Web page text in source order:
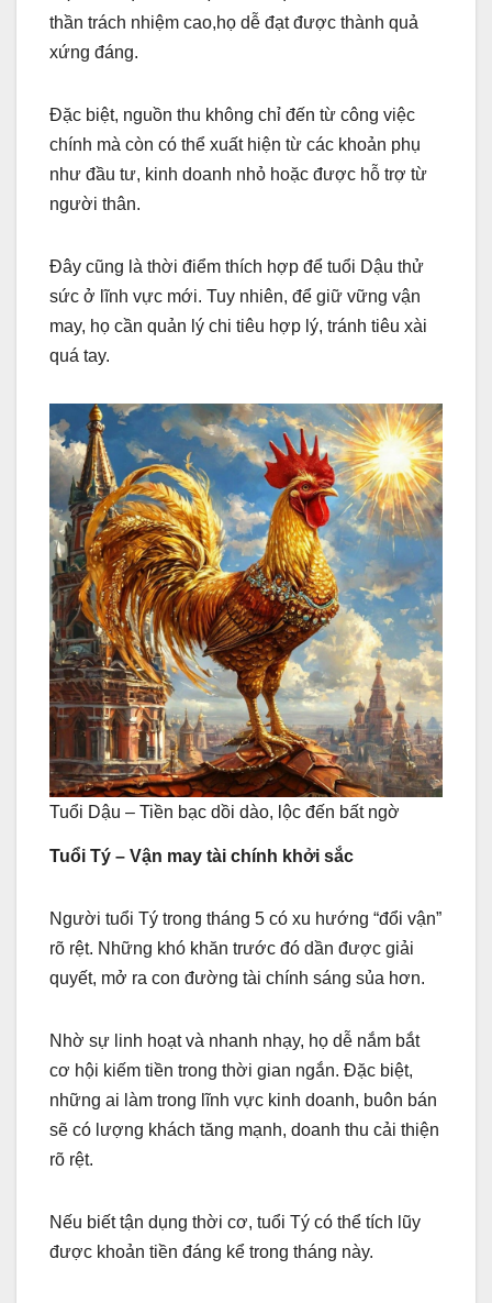
thần trách nhiệm cao,họ dễ đạt được thành quả
xứng đáng.
Đặc biệt, nguồn thu không chỉ đến từ công việc
chính mà còn có thể xuất hiện từ các khoản phụ
như đầu tư, kinh doanh nhỏ hoặc được hỗ trợ từ
người thân.
Đây cũng là thời điểm thích hợp để tuổi Dậu thử
sức ở lĩnh vực mới. Tuy nhiên, để giữ vững vận
may, họ cần quản lý chi tiêu hợp lý, tránh tiêu xài
quá tay.
Tuổi Dậu – Tiền bạc dồi dào, lộc đến bất ngờ
Tuổi Tý – Vận may tài chính khởi sắc
Người tuổi Tý trong tháng 5 có xu hướng “đổi vận”
rõ rệt. Những khó khăn trước đó dần được giải
quyết, mở ra con đường tài chính sáng sủa hơn.
Nhờ sự linh hoạt và nhanh nhạy, họ dễ nắm bắt
cơ hội kiếm tiền trong thời gian ngắn. Đặc biệt,
những ai làm trong lĩnh vực kinh doanh, buôn bán
sẽ có lượng khách tăng mạnh, doanh thu cải thiện
rõ rệt.
Nếu biết tận dụng thời cơ, tuổi Tý có thể tích lũy
được khoản tiền đáng kể trong tháng này.